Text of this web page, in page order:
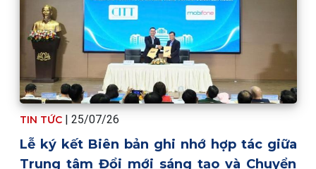
TIN TỨC | 25/07/26
Lễ ký kết Biên bản ghi nhớ hợp tác giữa
Trung tâm Đổi mới sáng tạo và Chuyển